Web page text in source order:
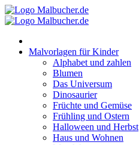
Zum
Inhalt
Malvorlagen für Kinder
Alphabet und zahlen
Blumen
Das Universum
Dinosaurier
Früchte und Gemüse
Frühling und Ostern
Halloween und Herbst
Haus und Wohnen